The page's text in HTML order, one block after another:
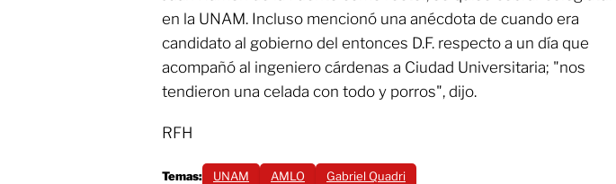
en la UNAM. Incluso mencionó una anécdota de cuando era
candidato al gobierno del entonces D.F. respecto a un día que
acompañó al ingeniero cárdenas a Ciudad Universitaria; "nos
tendieron una celada con todo y porros", dijo.
RFH
Temas: UNAM AMLO Gabriel Quadri